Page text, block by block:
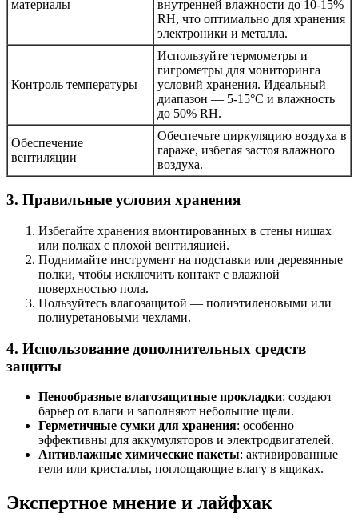
материалы
внутренней влажности до 10-15%
RH, что оптимально для хранения
электроники и металла.
Контроль температуры
Используйте термометры и
гигрометры для мониторинга
условий хранения. Идеальный
диапазон — 5-15°C и влажность
до 50% RH.
Обеспечение
вентиляции
Обеспечьте циркуляцию воздуха в
гараже, избегая застоя влажного
воздуха.
3. Правильные условия хранения
Избегайте хранения вмонтированных в стены нишах
или полках с плохой вентиляцией.
Поднимайте инструмент на подставки или деревянные
полки, чтобы исключить контакт с влажной
поверхностью пола.
Пользуйтесь влагозащитой — полиэтиленовыми или
полиуретановыми чехлами.
4. Использование дополнительных средств
защиты
Пенообразные влагозащитные прокладки: создают
барьер от влаги и заполняют небольшие щели.
Герметичные сумки для хранения: особенно
эффективны для аккумуляторов и электродвигателей.
Антивлажные химические пакеты: активированные
гели или кристаллы, поглощающие влагу в ящиках.
Экспертное мнение и лайфхак